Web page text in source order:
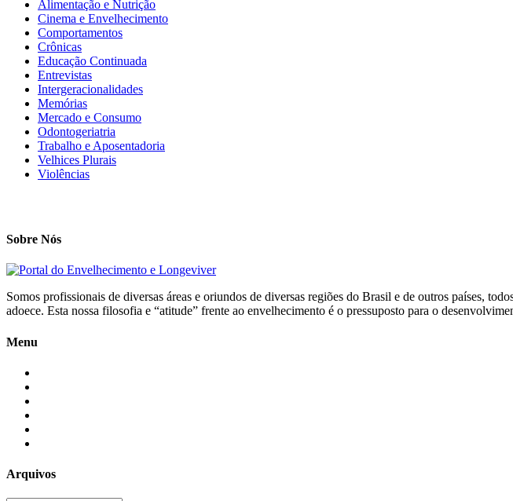
Alimentação e Nutrição
Cinema e Envelhecimento
Comportamentos
Crônicas
Educação Continuada
Entrevistas
Intergeracionalidades
Memórias
Mercado e Consumo
Odontogeriatria
Trabalho e Aposentadoria
Velhices Plurais
Violências
Sobre Nós
Somos profissionais de diversas áreas e oriundos de diversas regiões do Brasil e de outros países,
adoece. Esta nossa filosofia e “atitude” frente ao envelhecimento é o pressuposto para o
Menu
Arquivos